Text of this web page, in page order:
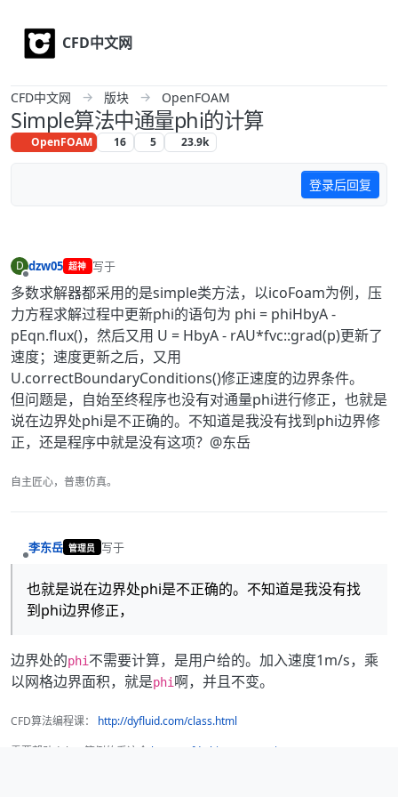
CFD中文网
CFD中文网 版块 OpenFOAM
Simple算法中通量phi的计算
OpenFOAM 16 5 23.9k
登录后回复
D
离线
dzw05 超神 写于
最后由 编辑
多数求解器都采用的是simple类方法，以icoFoam为例，压
力方程求解过程中更新phi的语句为 phi = phiHbyA -
pEqn.flux()，然后又用 U = HbyA - rAU*fvc::grad(p)更新
了速度；速度更新之后，又用
U.correctBoundaryConditions()修正速度的边界条件。
但问题是，自始至终程序也没有对通量phi进行修正，也就是
说在边界处phi是不正确的。不知道是我没有找到phi边界修
正，还是程序中就是没有这项？@东岳
自主匠心，普惠仿真。
李东岳 管理员 写于
最后由 编辑
也就是说在边界处phi是不正确的。不知道是我没有找
到phi边界修正，
边界处的phi 不需要计算，是用户给的。加入速度1m/s，乘
以网格边界面积，就是phi 啊，并且不变。
CFD算法编程课： http://dyfluid.com/class.html
需要帮助debug算例的看这个 https://cfd-china.com/topic/8018